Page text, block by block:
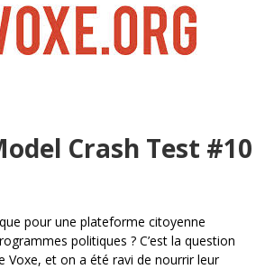
Crash Test #10
pour une plateforme citoyenne
politiques ? C’est la question
Voxe, et on a été ravi de nourrir leur